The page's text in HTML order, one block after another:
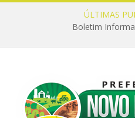
ÚLTIMAS
Boletim